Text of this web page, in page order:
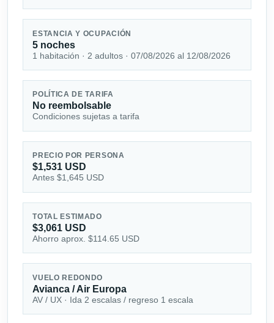
ESTANCIA Y OCUPACIÓN
5 noches
1 habitación · 2 adultos · 07/08/2026 al 12/08/2026
POLÍTICA DE TARIFA
No reembolsable
Condiciones sujetas a tarifa
PRECIO POR PERSONA
$1,531 USD
Antes $1,645 USD
TOTAL ESTIMADO
$3,061 USD
Ahorro aprox. $114.65 USD
VUELO REDONDO
Avianca / Air Europa
AV / UX · Ida 2 escalas / regreso 1 escala